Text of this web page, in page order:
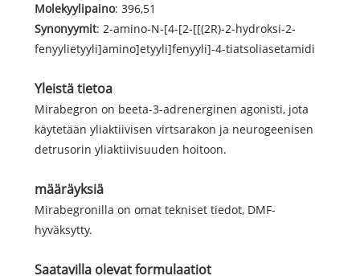
Molekyylipaino: 396,51
Synonyymit: 2-amino-N-[4-[2-[[(2R)-2-hydroksi-2-
fenyylietyyli]amino]etyyli]fenyyli]-4-tiatsoliasetamidi
Yleistä tietoa
Mirabegron on beeta-3-adrenerginen agonisti, jota
käytetään yliaktiivisen virtsarakon ja neurogeenisen
detrusorin yliaktiivisuuden hoitoon.
määräyksiä
Mirabegronilla on omat tekniset tiedot, DMF-
hyväksytty.
Saatavilla olevat formulaatiot